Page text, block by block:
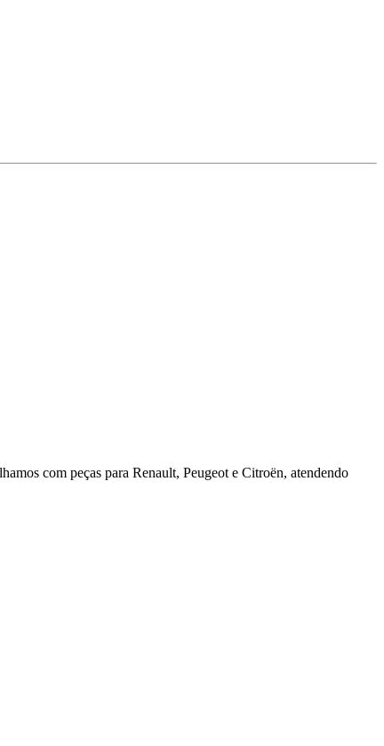
com peças para Renault, Peugeot e Citroën, atendendo